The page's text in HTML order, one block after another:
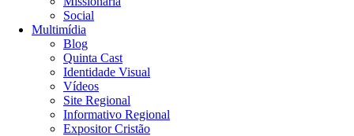
Social
Multimídia
Blog
Quinta Cast
Identidade Visual
Vídeos
Site Regional
Informativo Regional
Expositor Cristão